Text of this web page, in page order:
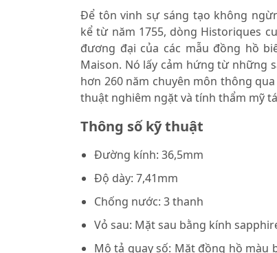
Để tôn vinh sự sáng tạo không
kể từ năm 1755, dòng Historiques
đương đại của các mẫu đồng hồ
Maison. Nó lấy cảm hứng từ những
hơn 260 năm chuyên môn thông
thuật nghiêm ngặt và tính thẩm mỹ
Thông số kỹ thuật
Đường kính: 36,5mm
Độ dày: 7,41mm
Chống nước: 3 thanh
Vỏ sau: Mặt sau bằng kính
Mô tả quay số: Mặt đồng hồ màu